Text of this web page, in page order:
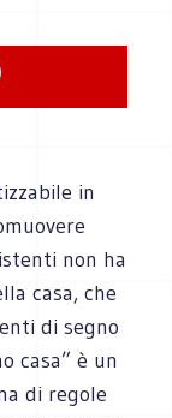
in
non ha
casa, che
di segno
casa” è un
di regole